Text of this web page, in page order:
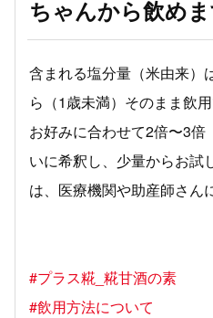
ちゃんから飲め
含まれる塩分量（米由来）
ら（1歳未満）そのまま飲
お好みに合わせて2倍〜3倍
いに希釈し、少量からお試
は、医療機関や助産師さん
#プラス糀_糀甘酒の素
#飲用方法について